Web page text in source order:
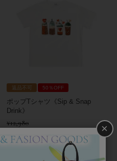
返品不可 50％OFF
ポップTシャツ《Sip & Snap
Drink》
¥12,980
¥6,490 税込
×